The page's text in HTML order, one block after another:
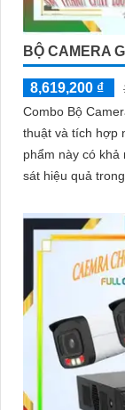
BỘ CAMERA
8,619,200 ₫
Combo Bộ
thuật và tích hợp nhiều
phẩm này có khả
sát hiệu quả